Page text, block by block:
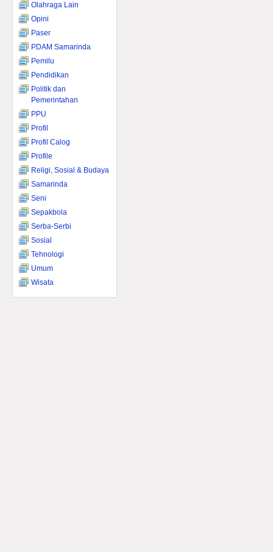
Olahraga Lain
Opini
Paser
PDAM Samarinda
Pemilu
Pendidikan
Politik dan
Pemerintahan
PPU
Profil
Profil Calog
Profile
Religi, Sosial & Budaya
Samarinda
Seni
Sepakbola
Serba-Serbi
Sosial
Tehnologi
Umum
Wisata